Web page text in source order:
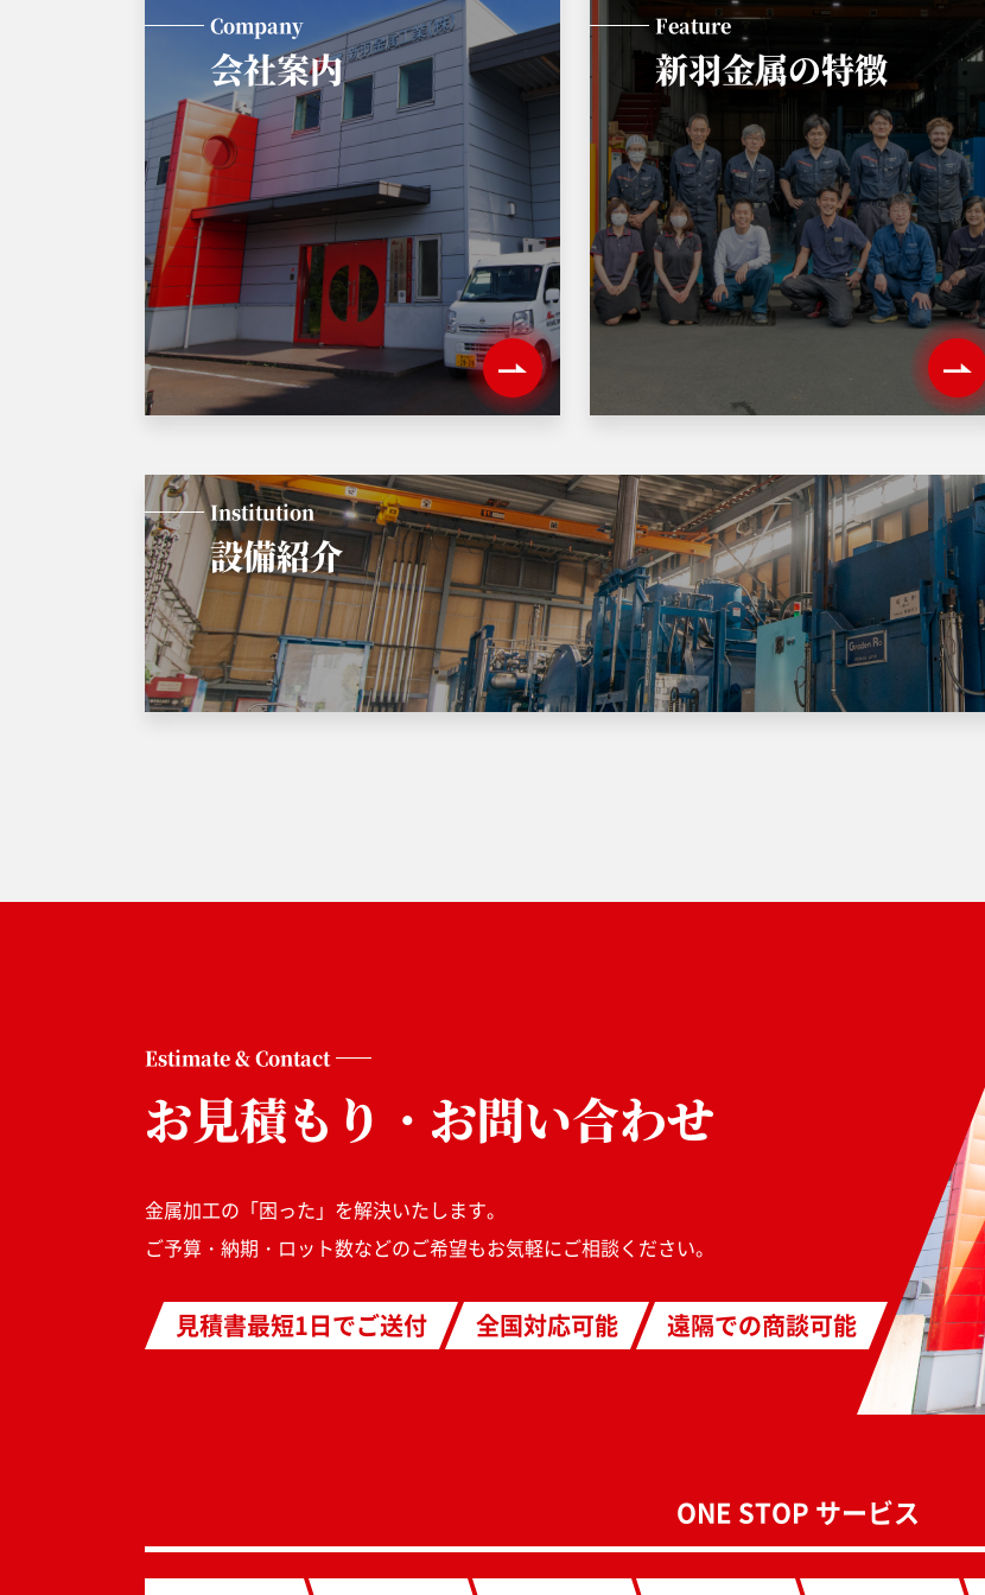
Company
会社案内
Feature
新羽金属の特徴
Institution
設備紹介
Estimate & Contact
お見積もり・お問い合わせ
金属加工の「困った」を解決いたします。
ご予算・納期・ロット数などのご希望もお気軽にご相談ください。
見積書最短1日でご送付 全国対応可能 遠隔での商談可能
ONE STOP サービス